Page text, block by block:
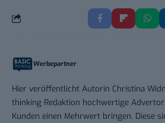
Werbepartner
Hier veröffentlicht Autorin Christina
thinking Redaktion hochwertige
Kunden einen Mehrwert bringen. Diese